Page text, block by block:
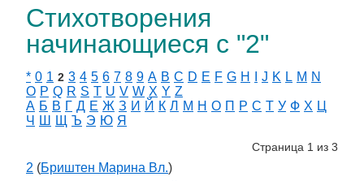
Стихотворения
начинающиеся с "2"
* 0 1 2 3 4 5 6 7 8 9 A B C D E F G H J K L M N
O P Q R S T U V W X Y Z
А Б В Г Д Е Ж З И Й К Л М Н О П Р С Т У Ф Х Ц
Ч
Ш Щ Ъ Э Ю Я
Страница 1 из 3
2 (Бриштен Марина Вл.)